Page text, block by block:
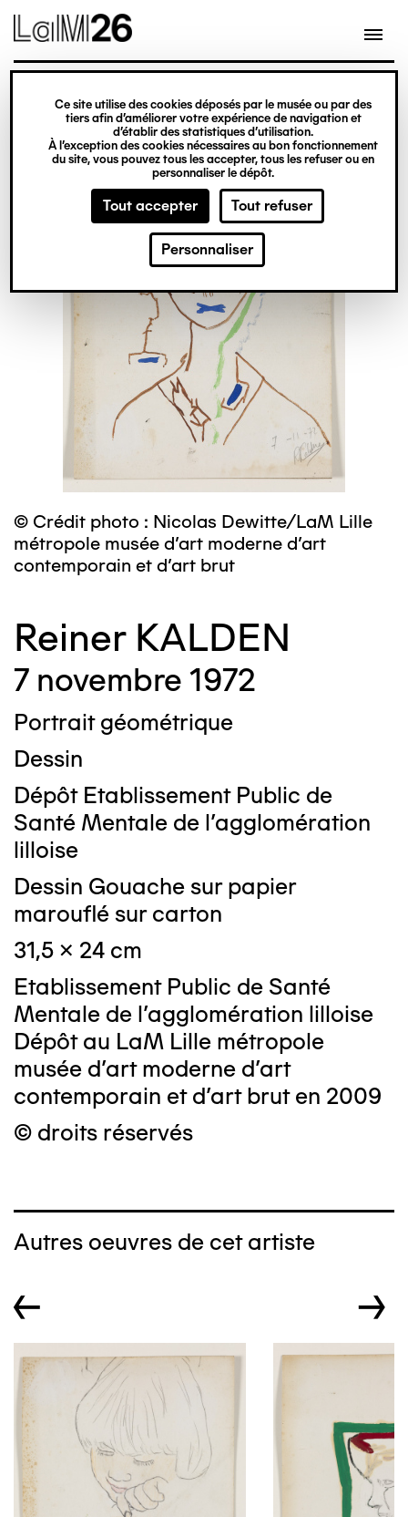
Gestion des cookies
Ce site utilise des cookies déposés par le musée ou par des
tiers afin d’améliorer votre expérience de navigation et
d’établir des statistiques d’utilisation.
À l’exception des cookies nécessaires au bon fonctionnement
du site, vous pouvez tous les accepter, tous les refuser ou en
personnaliser le dépôt.
Tout accepter Tout refuser
Personnaliser
contenu
© Crédit photo : Nicolas Dewitte/LaM Lille
métropole musée d’art moderne d’art
contemporain et d’art brut
Reiner KALDEN
7 novembre 1972
Portrait géométrique
Dessin
Dépôt Etablissement Public de
Santé Mentale de l'agglomération
lilloise
Dessin Gouache sur papier
marouflé sur carton
31,5 x 24 cm
Etablissement Public de Santé
Mentale de l'agglomération lilloise
Dépôt au LaM Lille métropole
musée d’art moderne d’art
contemporain et d’art brut en 2009
© droits réservés
Autres oeuvres de cet artiste
← →